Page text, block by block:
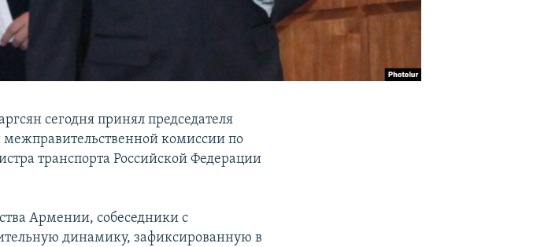
сегодня принял председателя
комиссии по
транспорта Российской Федерации
Армении, собеседники с
динамику, зафиксированную в